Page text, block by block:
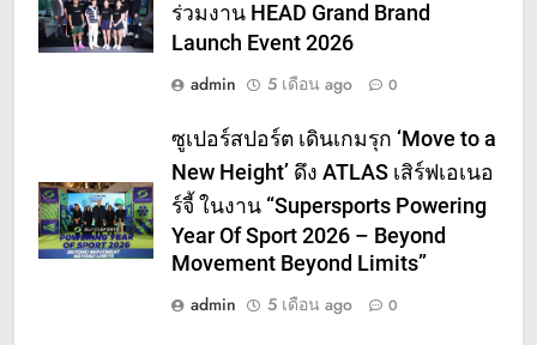
ร่วมงาน HEAD Grand Brand
Launch Event 2026
admin
5 เดือน ago 0
ซูเปอร์สปอร์ต เดินเกมรุก ‘Move to a
New Height’ ดึง ATLAS เสิร์ฟเอเนอ
ร์จี้ ในงาน “Supersports Powering
Year Of Sport 2026 – Beyond
Movement Beyond Limits”
admin
5 เดือน ago 0